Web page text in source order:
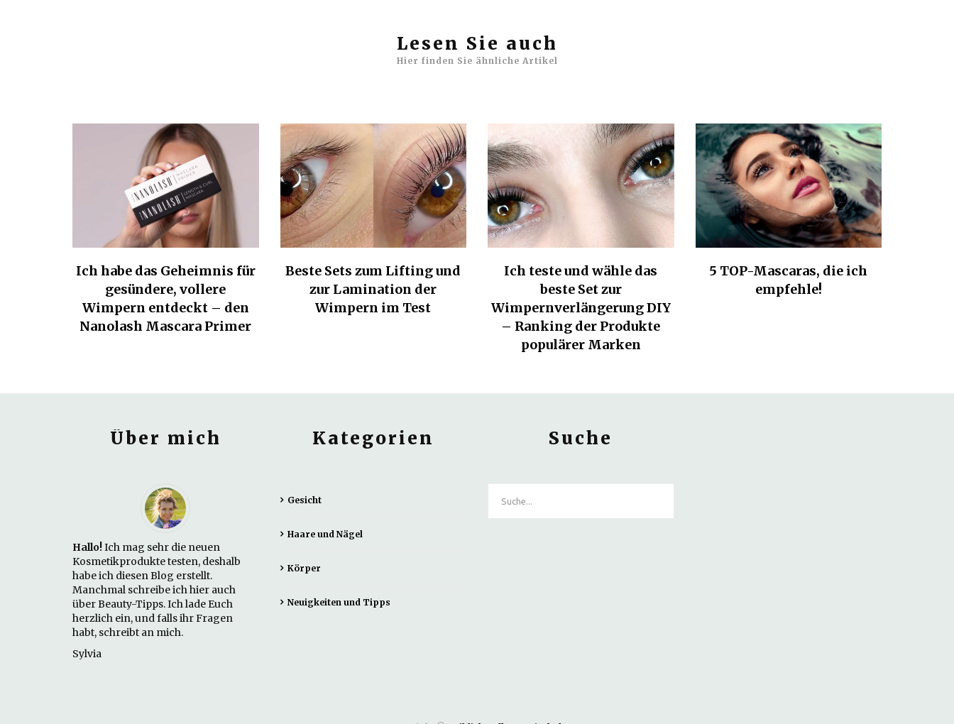
Lesen Sie auch
Hier finden Sie ähnliche Artikel
Ich habe das Geheimnis für
gesündere, vollere
Wimpern entdeckt – den
Nanolash Mascara Primer
Beste Sets zum Lifting und
zur Lamination der
Wimpern im Test
Ich teste und wähle das
beste Set zur
Wimpernverlängerung DIY
– Ranking der Produkte
populärer Marken
5 TOP-Mascaras, die ich
empfehle!
Über mich
Hallo!Ich mag sehr die neuen
Kosmetikprodukte testen, deshalb
habe ich diesen Blog erstellt.
Manchmal schreibe ich hier auch
über Beauty-Tipps. Ich lade Euch
herzlich ein, und falls ihr Fragen
habt, schreibt an mich.
Sylvia
Kategorien
Gesicht
Haare und Nägel
Körper
Neuigkeiten und Tipps
Suche